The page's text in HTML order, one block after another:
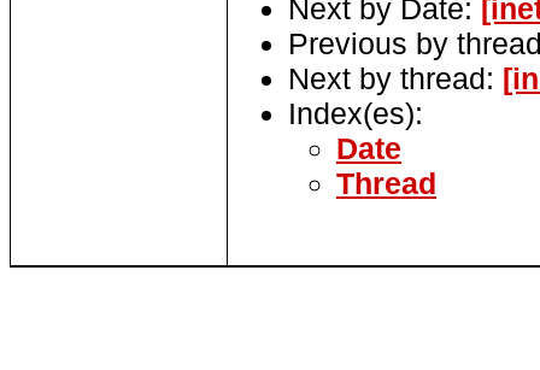
Next by Date:
Previous by
Next by thread:
Index(es):
Date
Thread